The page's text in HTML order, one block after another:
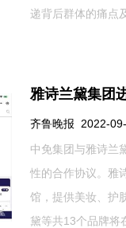
递背后群体的痛点
雅诗兰黛集团
齐鲁晚报 2022-
中免集团与雅诗兰
性的合作协议。雅
馆，提供美妆、护
黛等共13个品牌将